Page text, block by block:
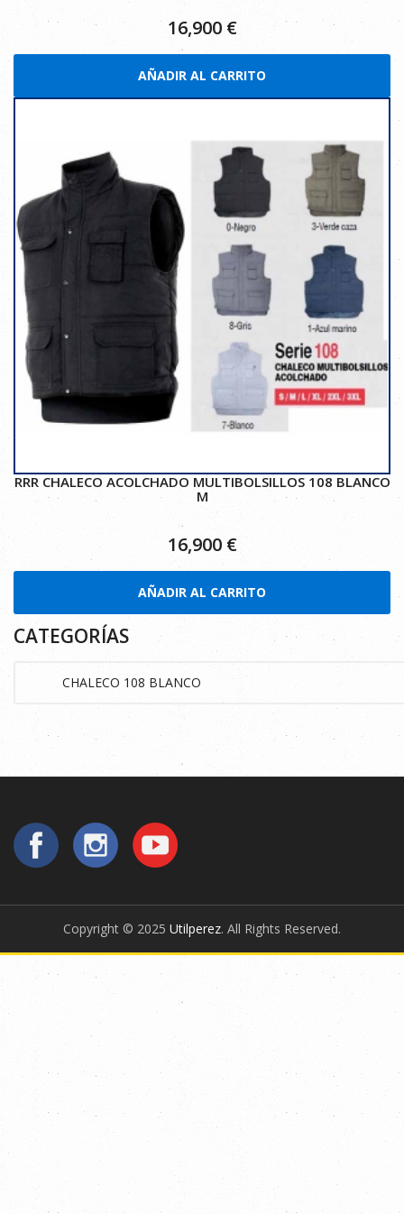
16,900 €
AÑADIR AL CARRITO
RRR CHALECO ACOLCHADO MULTIBOLSILLOS 108 BLANCO
M
16,900 €
AÑADIR AL CARRITO
CATEGORÍAS
Copyright © 2025 Utilperez. All Rights Reserved.